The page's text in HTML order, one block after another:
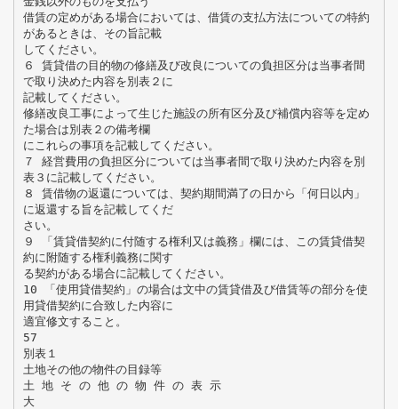
借賃の定めがある場合においては、借賃の支払方法についての特約
があるときは、その旨記載
してください。
６ 賃貸借の目的物の修繕及び改良についての負担区分は当事者間
で取り決めた内容を別表２に
記載してください。
修繕改良工事によって生じた施設の所有区分及び補償内容等を定め
た場合は別表２の備考欄
にこれらの事項を記載してください。
７ 経営費用の負担区分については当事者間で取り決めた内容を別
表３に記載してください。
８ 賃借物の返還については、契約期間満了の日から「何日以内」
に返還する旨を記載してくだ
さい。
９ 「賃貸借契約に付随する権利又は義務」欄には、この賃貸借契
約に附随する権利義務に関す
る契約がある場合に記載してください。
10 「使用貸借契約」の場合は文中の賃貸借及び借賃等の部分を使
用貸借契約に合致した内容に
適宜修文すること。
57
別表１
土地その他の物件の目録等
土 地 そ の 他 の 物 件 の 表 示
大